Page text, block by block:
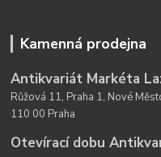
Kamenná prodejna
Antikvariát Markéta
Růžová 11, Praha 1, Nové
110 00 Praha
Otevírací dobu